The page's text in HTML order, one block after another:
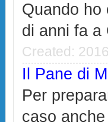
Quando ho
di anni fa a
Created:
Il Pane di
Per
caso